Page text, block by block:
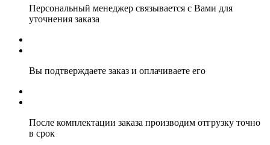
Персональный менеджер связывается с Вами для
уточнения заказа
Вы подтверждаете заказ и оплачиваете его
После комплектации заказа производим отгрузку точно
в срок